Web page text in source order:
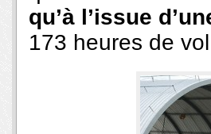
qu’à l’issue
173 heures de